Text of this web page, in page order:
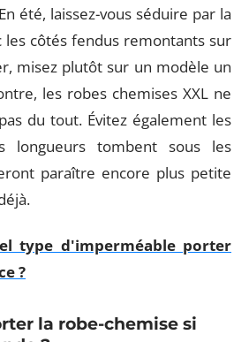
été, laissez-vous séduire par la
les côtés fendus remontants sur
misez plutôt sur un modèle un
les robes chemises XXL ne
du tout. Évitez également les
longueurs tombent sous les
paraître encore plus petite
type d'imperméable porter
?
la robe-chemise si